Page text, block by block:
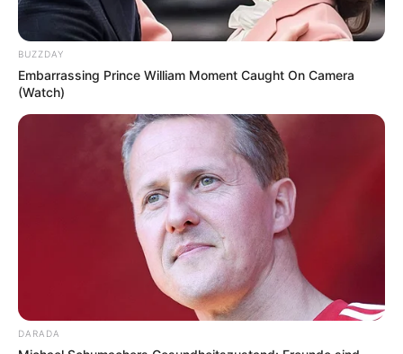
BUZZDAY
Embarrassing Prince William Moment Caught On Camera
(Watch)
DARADA